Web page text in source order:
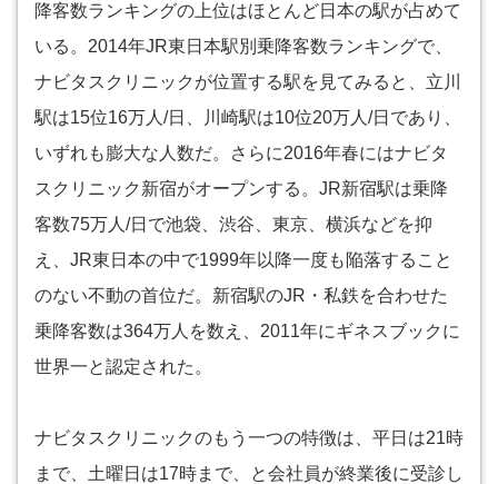
降客数ランキングの上位はほとんど日本の駅が占めて
いる。2014年JR東日本駅別乗降客数ランキングで、
ナビタスクリニックが位置する駅を見てみると、立川
駅は15位16万人/日、川崎駅は10位20万人/日であり、
いずれも膨大な人数だ。さらに2016年春にはナビタ
スクリニック新宿がオープンする。JR新宿駅は乗降
客数75万人/日で池袋、渋谷、東京、横浜などを抑
え、JR東日本の中で1999年以降一度も陥落すること
のない不動の首位だ。新宿駅のJR・私鉄を合わせた
乗降客数は364万人を数え、2011年にギネスブックに
世界一と認定された。
ナビタスクリニックのもう一つの特徴は、平日は21時
まで、土曜日は17時まで、と会社員が終業後に受診し